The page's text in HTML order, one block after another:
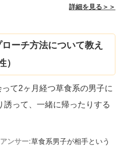
詳細を見る＞＞
ーチ方法について教え
）
て2ヶ月経つ草食系の男子に
誘って、一緒に帰ったりする
ンサー:草食系男子が相手という